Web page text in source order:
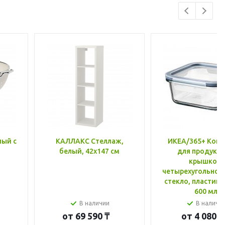
с
КАЛЛАКС Стеллаж,
белый, 42x147 см
В наличии
от 69 590 ₸
ИКЕА/365+
для
крышкой,
стекло, пластик
600 мл
В
от 4 080 ₸